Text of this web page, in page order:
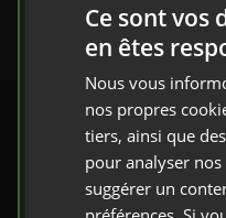
Invitez vos élèves
virtuelle. Vous y
enseigner
acquis.
Testez-le
Ce sont vos
en êtes
Nous vous
nos propres
tiers, ainsi que
pour analyser
suggérer un